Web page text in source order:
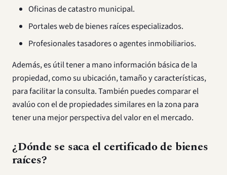
Oficinas de catastro municipal.
Portales web de bienes raíces especializados.
Profesionales tasadores o agentes inmobiliarios.
Además, es útil tener a mano información básica de la
propiedad, como su ubicación, tamaño y características,
para facilitar la consulta. También puedes comparar el
avalúo con el de propiedades similares en la zona para
tener una mejor perspectiva del valor en el mercado.
¿Dónde se saca el certificado de bienes
raíces?